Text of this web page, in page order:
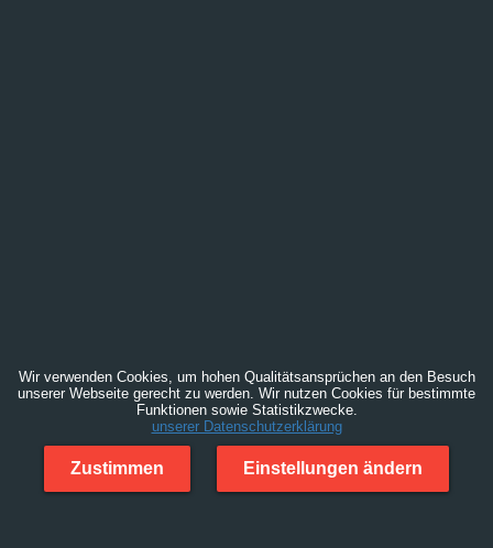
Wir verwenden Cookies, um hohen Qualitätsansprüchen an den Besuch
unserer Webseite gerecht zu werden. Wir nutzen Cookies für bestimmte
Funktionen sowie Statistikzwecke.
unserer Datenschutzerklärung
Zustimmen Einstellungen ändern